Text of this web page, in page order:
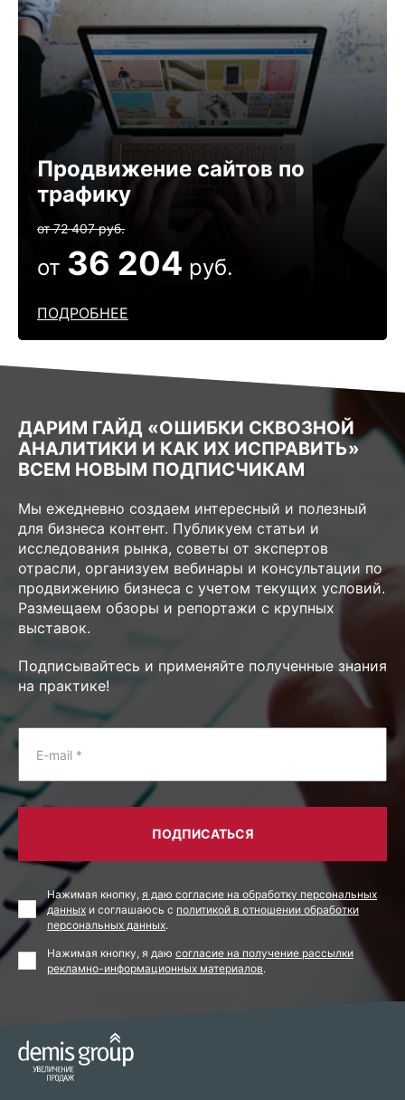
Продвижение сайтов по
трафику
ПОДРОБНЕЕ
от 72 407 руб.
от 36 204 руб.
ДАРИМ ГАЙД «ОШИБКИ СКВОЗНОЙ
АНАЛИТИКИ И КАК ИХ ИСПРАВИТЬ»
ВСЕМ НОВЫМ ПОДПИСЧИКАМ
Мы ежедневно создаем интересный и полезный
для бизнеса контент. Публикуем статьи и
исследования рынка, советы от экспертов
отрасли, организуем вебинары и консультации по
продвижению бизнеса с учетом текущих условий.
Размещаем обзоры и репортажи с крупных
выставок.
Подписывайтесь и применяйте полученные знания
на практике!
E-mail *
ПОДПИСАТЬСЯ
Нажимая кнопку, я даю согласие на обработку персональных
данных и соглашаюсь с политикой в отношении обработки
персональных данных.
Нажимая кнопку, я даю согласие на получение рассылки
рекламно-информационных материалов.